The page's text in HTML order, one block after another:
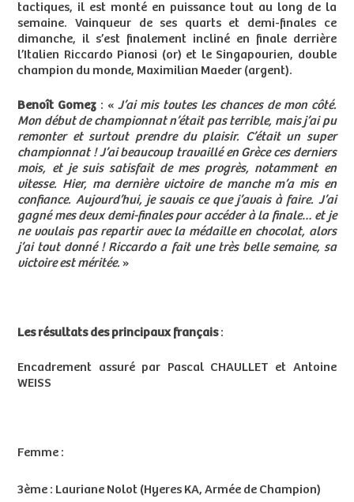
tactiques, il est monté en puissance tout au long de la
semaine. Vainqueur de ses quarts et demi-finales ce
dimanche, il s’est finalement incliné en finale derrière
l’Italien Riccardo Pianosi (or) et le Singapourien, double
champion du monde, Maximilian Maeder (argent).
Benoît Gomez : «J’ai mis toutes les chances de mon côté.
Mon début de championnat n’était pas terrible, mais j’ai pu
remonter et surtout prendre du plaisir. C’était un super
championnat ! J’ai beaucoup travaillé en Grèce ces derniers
mois, et je suis satisfait de mes progrès, notamment en
vitesse. Hier, ma dernière victoire de manche m’a mis en
confiance. Aujourd’hui, je savais ce que j’avais à faire. J’ai
gagné mes deux demi-finales pour accéder à la finale… et je
ne voulais pas repartir avec la médaille en chocolat, alors
j’ai tout donné ! Riccardo a fait une très belle semaine, sa
victoire est méritée.»
Les résultats des principaux français:
Encadrement assuré par Pascal CHAULLET et Antoine
WEISS
Femme :
3ème : Lauriane Nolot (Hyeres KA, Armée de Champion)